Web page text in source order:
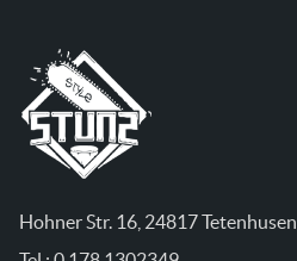
Hohner Str. 16, 24817 Tetenhusen